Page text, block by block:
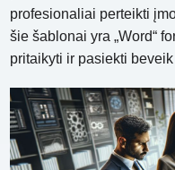
profesionaliai perteikti
šie šablonai yra „Word“
pritaikyti ir pasiekti